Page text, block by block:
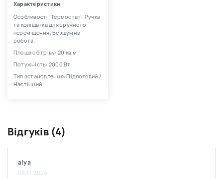
Характеристики
Особливості: Термостат . Ручка
та коліщатка для зручного
переміщення. Безшумна
робота.
Площа обігріву: 20 кв.м
Потужність: 2000 Вт
Тип встановлення: Підлоговий /
Настінний
Відгуків (4)
alya
08.11.2024